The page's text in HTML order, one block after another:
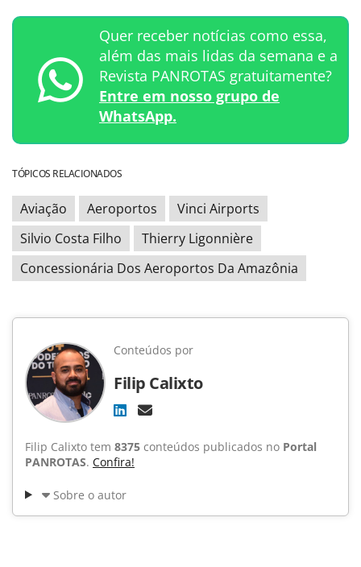
Quer receber notícias como essa,
além das mais lidas da semana e a
Revista PANROTAS gratuitamente?
Entre em nosso grupo de
WhatsApp.
TÓPICOS RELACIONADOS
Aviação Aeroportos
Vinci Airports
Silvio Costa Filho
Thierry Ligonnière
Concessionária Dos Aeroportos Da Amazônia
Conteúdos por
Filip Calixto
Filip Calixto tem 8375 conteúdos publicados no Portal
PANROTAS. Confira!
Sobre o autor